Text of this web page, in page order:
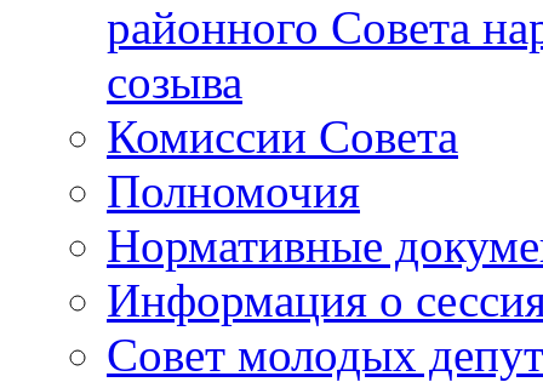
районного Совета
созыва
Комиссии Совета
Полномочия
Нормативные
Информация о
Совет молодых